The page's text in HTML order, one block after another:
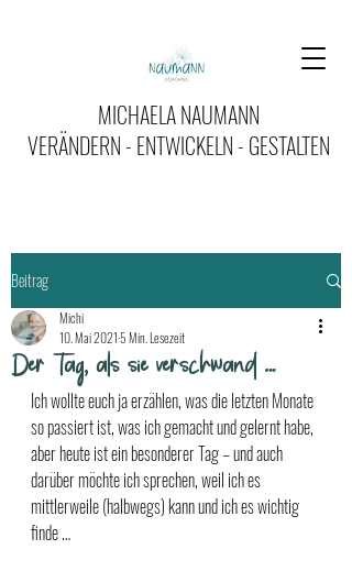
MICHAELA NAUMANN
VERÄNDERN - ENTWICKELN - GESTALTEN
Beitrag
Der Tag, als sie verschwand …
Michi
10. Mai 2021 5 Min. Lesezeit
Ich wollte euch ja erzählen, was die letzten Monate
so passiert ist, was ich gemacht und gelernt habe,
aber heute ist ein besonderer Tag – und auch
darüber möchte ich sprechen, weil ich es
mittlerweile (halbwegs) kann und ich es wichtig
finde …